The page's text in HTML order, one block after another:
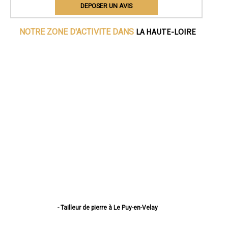
DEPOSER UN AVIS
NOTRE ZONE D'ACTIVITE DANS LA HAUTE-LOIRE
- Tailleur de pierre à Le Puy-en-Velay